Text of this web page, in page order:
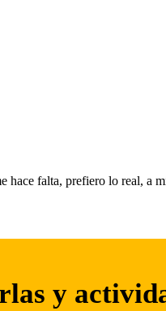
falta, prefiero lo real, a
y